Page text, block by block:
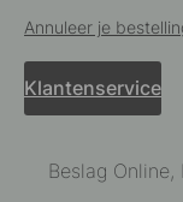
Annuleer je
Klantenservice
Beslag